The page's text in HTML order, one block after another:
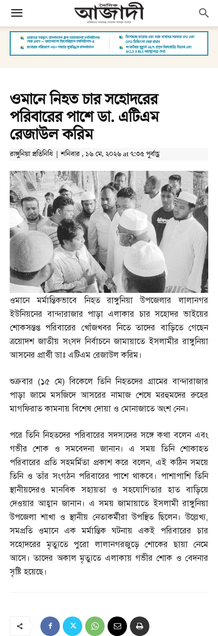
ওমানে নিহত চার সহোদরের
পরিবারের পাশে ডা. এটিএম
রেজাউল করিম
রাঙ্গুনিয়া প্রতিনিধি | শনিবার , ১৬ মে, ২০২৬ at ৭:৩৫ পূর্বাহ্ণ
ওমানে মর্মান্তিকভাবে নিহত রাঙ্গুনিয়া উপজেলার লালানগর
ইউনিয়নের বান্দারাজার পাড়া এলাকার চার সহোদর ভাইয়ের
শোকসন্তপ্ত পরিবারের খোঁজখবর নিতে তাদের বাড়িতে গেছেন
ত্রয়োদশ জাতীয় সংসদ নির্বাচনে জামায়াতে ইসলামীর রাঙ্গুনিয়া
আসনের প্রার্থী ডাঃ এটিএম রেজাউল করিম।
শুক্রবার (১৫ মে)বিকেলে তিনি নিহতদের গ্রামের বান্দারাজার
পাড়া জামে মসজিদে আসরের নামাজ শেষে মরহুমদের রুহের
মাগফিরাত কামনায় বিশেষ দোয়া ও মোনাজাতে অংশ নেন।
পরে তিনি নিহতদের পরিবারের সদস্যদের সঙ্গে কথা বলেন এবং
গভীর শোক ও সমবেদনা জানান। এ সময় তিনি শোকাহত
পরিবারের প্রতি সহমর্মিতা প্রকাশ করে বলেন, এই কঠিন সময়ে
তিনি ও তাঁর সংগঠন পরিবারের পাশে থাকবে। পাশাপাশি তিনি
স্থানীয়দেরও মানবিক সহায়তা ও সহযোগিতার হাত বাড়িয়ে
দেওয়ার আহ্বান জানান। এ সময় জামায়াতে ইসলামী রাঙ্গুনিয়া
উপজেলা শাখা ও স্থানীয় নেতাকর্মীরা উপস্থিত ছিলেন। উল্লেখ্য,
সমপ্রতি ওমানে এক মর্মান্তিক ঘটনায় একই পরিবারের চার
সহোদরের মৃত্যুতে পুরো লালানগরজুড়ে শোকের ছায়া নেমে
আসে। তাদের অকাল মৃত্যুতে এলাকায় গভীর শোক ও বেদনার
সৃষ্টি হয়েছে।